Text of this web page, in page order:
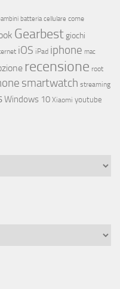
batteria cellulare come
Gearbest giochi
iOS iPad iphone mac
recensione root
smartwatch streaming
Windows 10 Xiaomi youtube